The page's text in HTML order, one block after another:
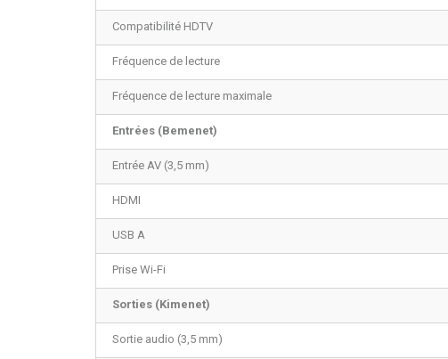
Compatibilité HDTV
Fréquence de lecture
Fréquence de lecture maximale
Entrées (Bemenet)
Entrée AV (3,5 mm)
HDMI
USB A
Prise Wi-Fi
Sorties (Kimenet)
Sortie audio (3,5 mm)